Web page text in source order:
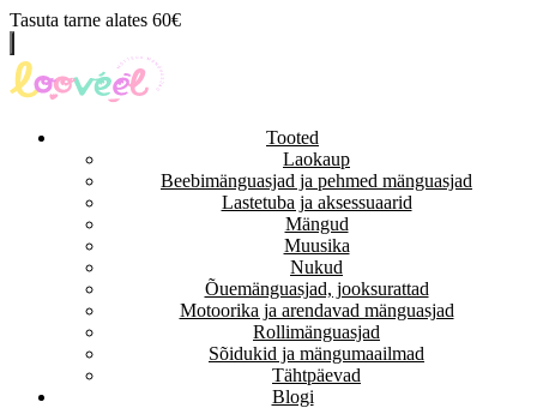
Tasuta tarne alates 60€
Tooted
Laokaup
Beebimänguasjad ja pehmed mänguasjad
Lastetuba ja aksessuaarid
Mängud
Muusika
Nukud
Õuemänguasjad, jooksurattad
Motoorika ja arendavad mänguasjad
Rollimänguasjad
Sõidukid ja mängumaailmad
Tähtpäevad
Blogi